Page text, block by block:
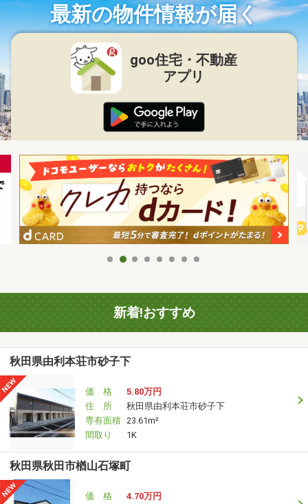
最新の物件情報が届く
goo住宅・不動産
アプリ
新着!おすすめ
秋田県由利本荘市砂子下
価 格
5.80万円
住 所
秋田県由利本荘市砂子下
専有面積 23.61m²
間取り
1K
秋田県秋田市楢山石塚町
価 格
4.70万円